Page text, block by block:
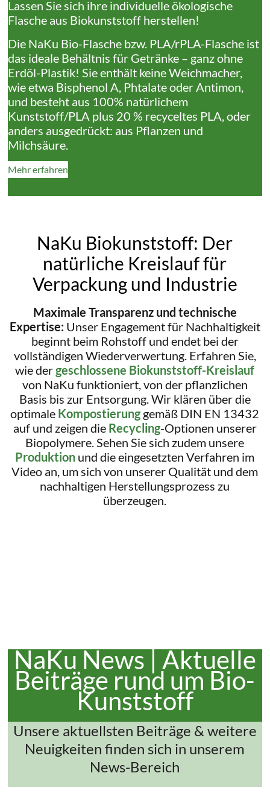
Lassen Sie sich ihre individuelle ökologische
Flasche aus Biokunststoff herstellen!
Die NaKu Bio-Flasche bzw. PLA/rPLA-Flasche ist
das ideale Behältnis für Getränke – ganz ohne
Erdöl-Plastik! Sie enthält keine Weichmacher,
wie etwa Bisphenol A, Phtalate oder Antimon,
und besteht aus 100% natürlichem
Kunststoff/PLA plus 20 % recyceltes PLA, oder
anders ausgedrückt: aus Pflanzen und
Milchsäure.
Mehr erfahren
NaKu Biokunststoff: Der
natürliche Kreislauf für
Verpackung und Industrie
Maximale Transparenz und technische
Expertise:Unser Engagement für Nachhaltigkeit
beginnt beim Rohstoff und endet bei der
vollständigen Wiederverwertung. Erfahren Sie,
wie dergeschlossene Biokunststoff-Kreislauf
von NaKu funktioniert, von der pflanzlichen
Basis bis zur Entsorgung. Wir klären über die
optimale Kompostierunggemäß DIN EN 13432
auf und zeigen die Recycling-Optionen unserer
Biopolymere. Sehen Sie sich zudem unsere
Produktion und die eingesetzten Verfahren im
Video an, um sich von unserer Qualität und dem
nachhaltigen Herstellungsprozess zu
überzeugen.
NaKu News | Aktuelle
Beiträge rund um Bio-
Kunststoff
Unsere aktuellsten Beiträge & weitere
Neuigkeiten finden sich in unserem
News-Bereich